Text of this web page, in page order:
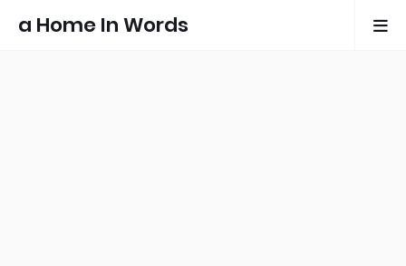
a Home In Words